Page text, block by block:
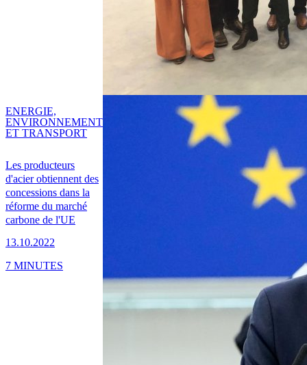
Les producteurs
d'acier obtiennent des
concessions dans la
réforme du marché
carbone de l'UE
13.10.2022
ENERGIE,
ENVIRONNEMENT
ET TRANSPORT
7 MINUTES